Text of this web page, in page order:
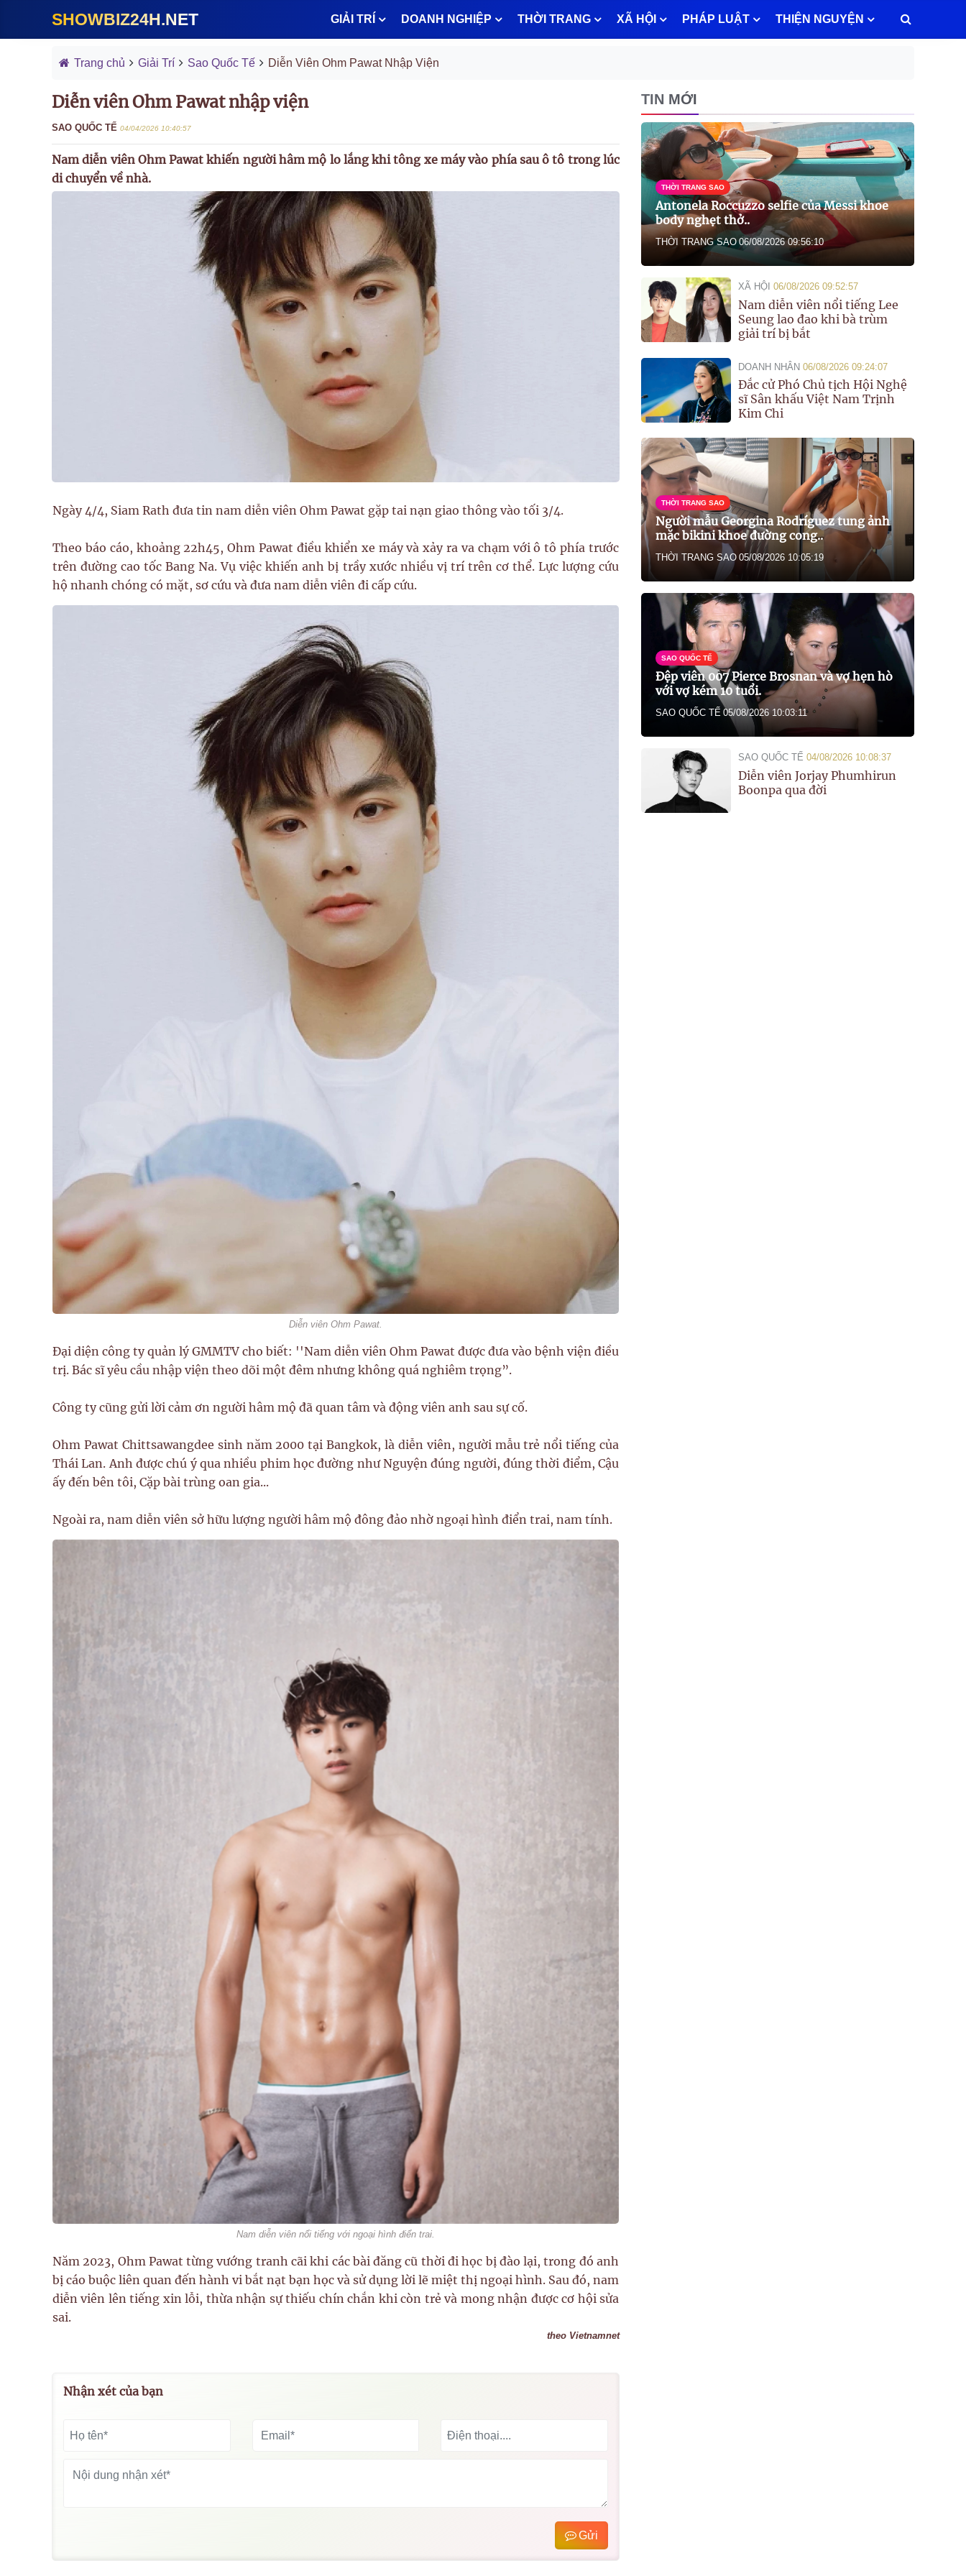
SHOWBIZ24H.NET GIẢI TRÍ DOANH NGHIỆP THỜI TRANG XÃ HỘI PHÁP LUẬT THIỆN NGUYỆN
Trang chủ Giải Trí Sao Quốc Tế Diễn Viên Ohm Pawat Nhập Viện
Diễn viên Ohm Pawat nhập viện
SAO QUỐC TẾ 04/04/2026 10:40:57
Nam diễn viên Ohm Pawat khiến người hâm mộ lo lắng khi tông xe máy vào phía sau ô tô trong lúc
di chuyển về nhà.
Ngày 4/4, Siam Rath đưa tin nam diễn viên Ohm Pawat gặp tai nạn giao thông vào tối 3/4.
Theo báo cáo, khoảng 22h45, Ohm Pawat điều khiển xe máy và xảy ra va chạm với ô tô phía trước
trên đường cao tốc Bang Na. Vụ việc khiến anh bị trầy xước nhiều vị trí trên cơ thể. Lực lượng cứu
hộ nhanh chóng có mặt, sơ cứu và đưa nam diễn viên đi cấp cứu.
Diễn viên Ohm Pawat.
Đại diện công ty quản lý GMMTV cho biết: ''Nam diễn viên Ohm Pawat được đưa vào bệnh viện điều
trị. Bác sĩ yêu cầu nhập viện theo dõi một đêm nhưng không quá nghiêm trọng”.
Công ty cũng gửi lời cảm ơn người hâm mộ đã quan tâm và động viên anh sau sự cố.
Ohm Pawat Chittsawangdee sinh năm 2000 tại Bangkok, là diễn viên, người mẫu trẻ nổi tiếng của
Thái Lan. Anh được chú ý qua nhiều phim học đường như Nguyện đúng người, đúng thời điểm, Cậu
ấy đến bên tôi, Cặp bài trùng oan gia...
Ngoài ra, nam diễn viên sở hữu lượng người hâm mộ đông đảo nhờ ngoại hình điển trai, nam tính.
Nam diễn viên nổi tiếng với ngoại hình điển trai.
Năm 2023, Ohm Pawat từng vướng tranh cãi khi các bài đăng cũ thời đi học bị đào lại, trong đó anh
bị cáo buộc liên quan đến hành vi bắt nạt bạn học và sử dụng lời lẽ miệt thị ngoại hình. Sau đó, nam
diễn viên lên tiếng xin lỗi, thừa nhận sự thiếu chín chắn khi còn trẻ và mong nhận được cơ hội sửa
sai.
theo Vietnamnet
Nhận xét của bạn
Gửi
TIN MỚI
THỜI TRANG SAO
Antonela Roccuzzo selfie của Messi khoe
body nghẹt thở..
THỜI TRANG SAO 06/08/2026 09:56:10
XÃ HỘI 06/08/2026 09:52:57
Nam diễn viên nổi tiếng Lee
Seung lao đao khi bà trùm
giải trí bị bắt
DOANH NHÂN 06/08/2026 09:24:07
Đắc cử Phó Chủ tịch Hội Nghệ
sĩ Sân khấu Việt Nam Trịnh
Kim Chi
THỜI TRANG SAO
Người mẫu Georgina Rodríguez tung ảnh
mặc bikini khoe đường cong..
THỜI TRANG SAO 05/08/2026 10:05:19
SAO QUỐC TẾ
Đệp viên 007 Pierce Brosnan và vợ hẹn hò
với vợ kém 10 tuổi.
SAO QUỐC TẾ 05/08/2026 10:03:11
SAO QUỐC TẾ 04/08/2026 10:08:37
Diễn viên Jorjay Phumhirun
Boonpa qua đời